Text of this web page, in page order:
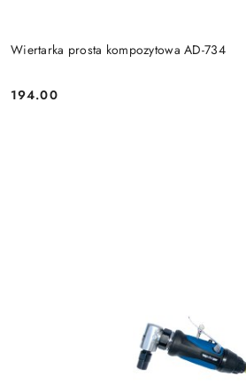
Wiertarka prosta kompozytowa AD-734
Cena:
194.00